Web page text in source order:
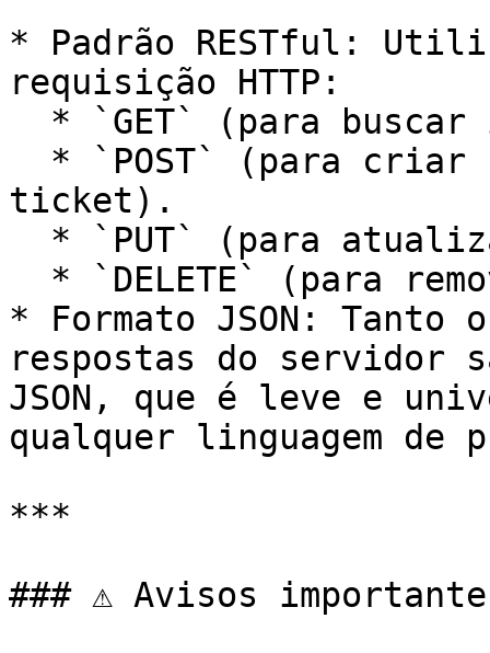
* Padrão RESTful:
requisição HTTP:
ticket).
* Formato JSON: Tanto
respostas do servidor
JSON, que é leve e
qualquer linguagem de
***
### ⚠️ Avisos